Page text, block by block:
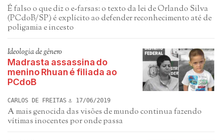
É falso o que diz o e-farsas: o texto da lei de Orlando Silva
(PCdoB/SP) é explícito ao defender reconhecimento até de
poligamia e incesto
Ideologia de gênero
Madrasta assassina do
menino Rhuan é filiada ao
PCdoB
CARLOS DE FREITAS 17/06/2019
A mais genocida das visões de mundo continua fazendo
vítimas inocentes por onde passa